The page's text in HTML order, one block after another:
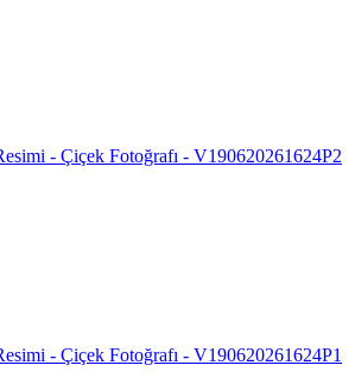
- Çiçek Fotoğrafı - V190620261624P2
- Çiçek Fotoğrafı - V190620261624P1